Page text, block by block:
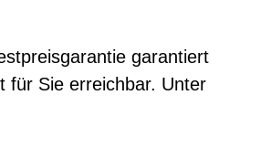
garantiert
für Sie erreichbar. Unter